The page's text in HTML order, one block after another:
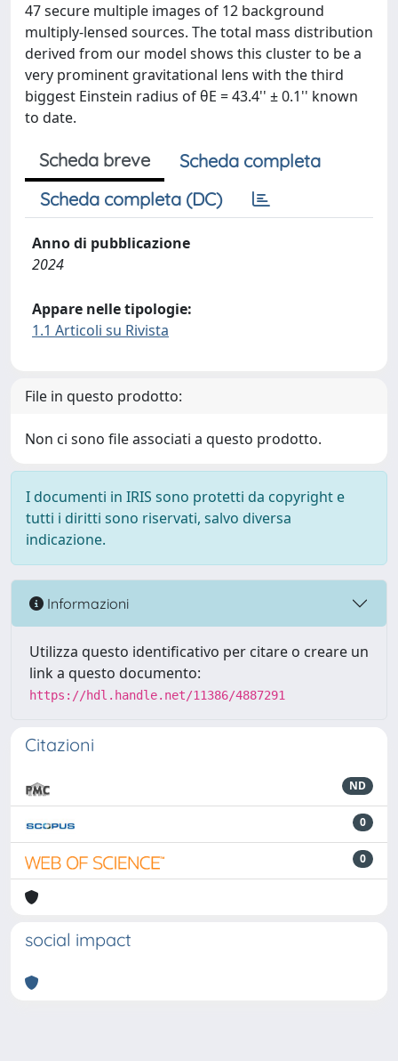
47 secure multiple images of 12 background
multiply-lensed sources. The total mass distribution
derived from our model shows this cluster to be a
very prominent gravitational lens with the third
biggest Einstein radius of θE = 43.4'' ± 0.1'' known
to date.
Scheda breve
Scheda completa
Scheda completa (DC)
Anno di pubblicazione
2024
Appare nelle tipologie:
1.1 Articoli su Rivista
File in questo prodotto:
Non ci sono file associati a questo prodotto.
I documenti in IRIS sono protetti da copyright e
tutti i diritti sono riservati, salvo diversa
indicazione.
Informazioni
Utilizza questo identificativo per citare o creare un
link a questo documento:
https://hdl.handle.net/11386/4887291
Citazioni
ND
0
0
social impact